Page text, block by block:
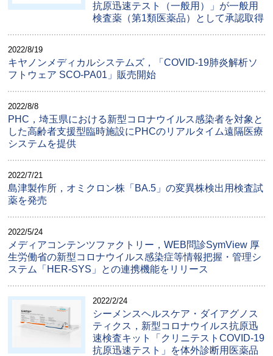
抗原迅速テスト（一般用）」が一般用
検査薬（第1類医薬品）として承認取得
2022/8/19
キヤノンメディカルシステムズ，「COVID-19肺炎解析ソ
フトウェア SCO-PA01」販売開始
2022/8/8
PHC，埼玉県における新型コロナウイルス感染者を対象と
した高齢者支援型臨時施設にPHCのリアルタイム遠隔医療
システムを提供
2022/7/21
島津製作所，オミクロン株「BA.5」の変異株検出用検査試
薬を発売
2022/5/24
メディアコンテンツファクトリー，WEB問診SymView 厚
生労働省の新型コロナウイルス感染症等情報把握・管理シ
ステム「HER-SYS」との連携機能をリリース
2022/2/24
シーメンスヘルスケア・ダイアグノス
ティクス，新型コロナウイルス抗原迅
速検査キット「クリニテストCOVID-19
抗原迅速テスト」を体外診断用医薬品